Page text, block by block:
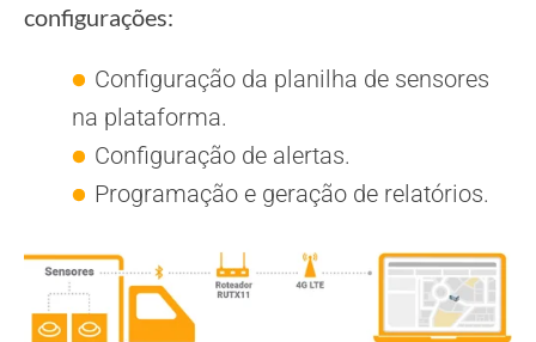
configurações:
Configuração da planilha de sensores
na plataforma.
Configuração de alertas.
Programação e geração de relatórios.